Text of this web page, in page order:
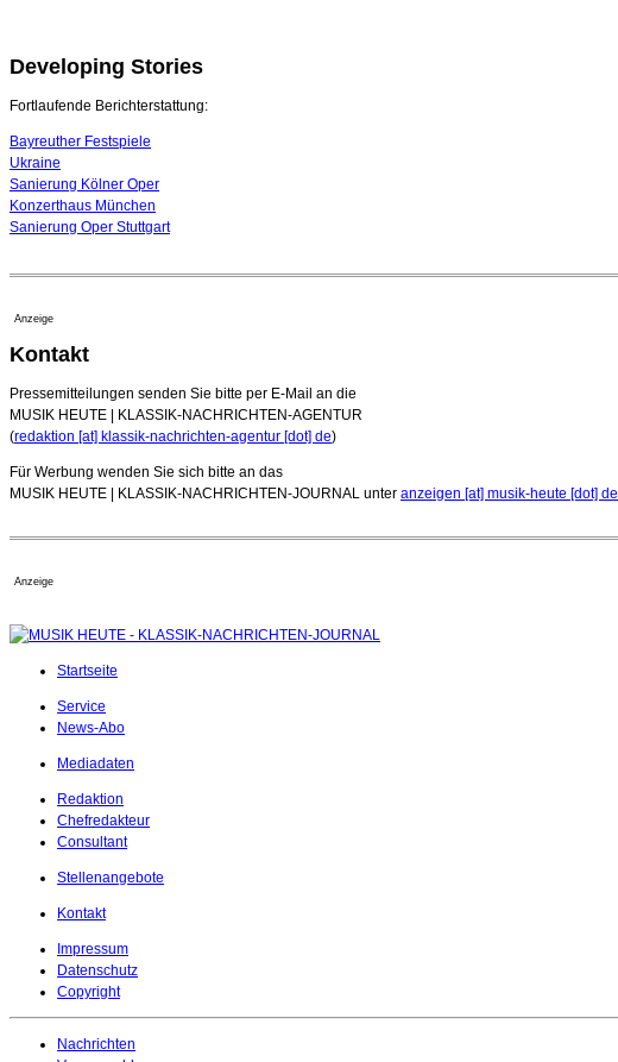
Developing Stories
Fortlaufende Berichterstattung:
Bayreuther Festspiele
Ukraine
Sanierung Kölner Oper
Konzerthaus München
Sanierung Oper Stuttgart
Anzeige
Kontakt
Pressemitteilungen senden Sie bitte per E-Mail an die
MUSIK HEUTE | KLASSIK-NACHRICHTEN-AGENTUR
(redaktion [at] klassik-nachrichten-agentur [dot] de)
Für Werbung wenden Sie sich bitte an das
MUSIK HEUTE | KLASSIK-NACHRICHTEN-JOURNAL unter anzeigen [at] musik-heute [dot] de
Anzeige
Startseite
Service
News-Abo
Mediadaten
Redaktion
Chefredakteur
Consultant
Stellenangebote
Kontakt
Impressum
Datenschutz
Copyright
Nachrichten